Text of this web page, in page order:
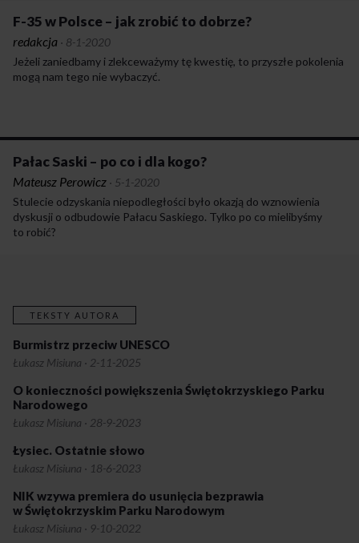
F-35 w Polsce – jak zrobić to dobrze?
redakcja · 8-1-2020
Jeżeli zaniedbamy i zlekceważymy tę kwestię, to przyszłe pokolenia
mogą nam tego nie wybaczyć.
Pałac Saski – po co i dla kogo?
Mateusz Perowicz · 5-1-2020
Stulecie odzyskania niepodległości było okazją do wznowienia
dyskusji o odbudowie Pałacu Saskiego. Tylko po co mielibyśmy
to robić?
TEKSTY AUTORA
Burmistrz przeciw UNESCO
Łukasz Misiuna · 2-11-2025
O konieczności powiększenia Świętokrzyskiego Parku
Narodowego
Łukasz Misiuna · 28-9-2023
Łysiec. Ostatnie słowo
Łukasz Misiuna · 18-6-2023
NIK wzywa premiera do usunięcia bezprawia
w Świętokrzyskim Parku Narodowym
Łukasz Misiuna · 9-10-2022